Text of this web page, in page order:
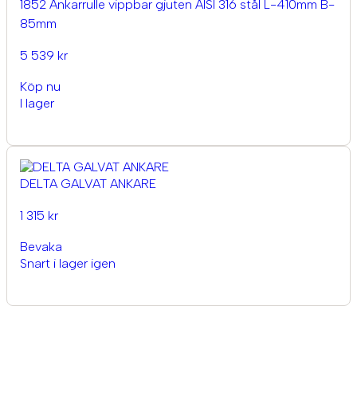
1852 Ankarrulle vippbar gjuten AISI 316 stål L-410mm B-
85mm
5 539 kr
Köp nu
I lager
DELTA GALVAT ANKARE
1 315 kr
Bevaka
Snart i lager igen